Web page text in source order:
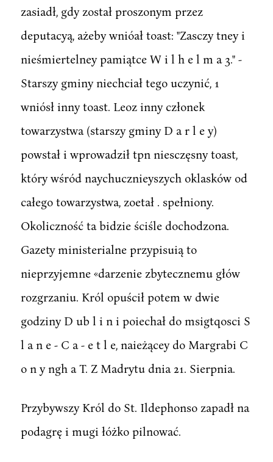
zasiadł, gdy został proszonym przez
deputacyą, ażeby wnióał toast: "Zasczy tney i
nieśmiertelney pamiątce W i l h e l m a 3." -
Starszy gminy niechciał tego uczynić, 1
wniósł inny toast. Leoz inny członek
towarzystwa (starszy gminy D a r l e y)
powstał i wprowadził tpn niesczęsny toast,
który wśród naychucznieyszych oklasków od
całego towarzystwa, zoetał . spełniony.
Okoliczność ta bidzie ściśle dochodzona.
Gazety ministerialne przypisuią to
nieprzyjemne «darzenie zbytecznemu głów
rozgrzaniu. Król opuścił potem w dwie
godziny D ub l i n i poiechał do msigtqosci S
l a n e - C a - e t l e, naieżącey do Margrabi C
o n y ngh a T. Z Madrytu dnia 21. Sierpnia.
Przybywszy Król do St. Ildephonso zapadł na
podagrę i mugi łóżko pilnować.